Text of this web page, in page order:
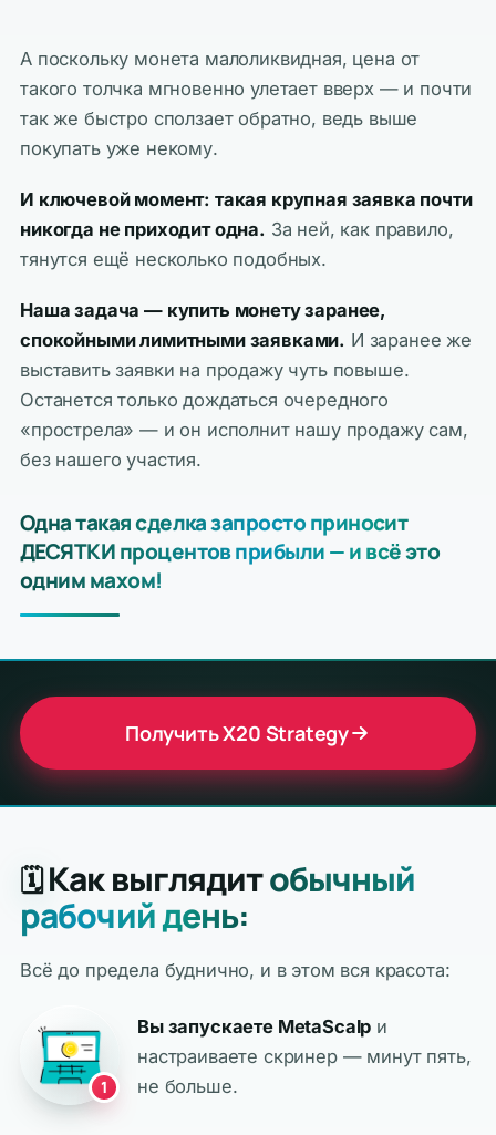
А поскольку монета малоликвидная, цена от
такого толчка мгновенно улетает вверх — и почти
так же быстро сползает обратно, ведь выше
покупать уже некому.
И ключевой момент: такая крупная заявка почти
никогда не приходит одна. За ней, как правило,
тянутся ещё несколько подобных.
Наша задача — купить монету заранее,
спокойными лимитными заявками. И заранее же
выставить заявки на продажу чуть повыше.
Останется только дождаться очередного
«прострела» — и он исполнит нашу продажу сам,
без нашего участия.
Одна такая сделка запросто приносит
ДЕСЯТКИ процентов прибыли — и всё это
одним махом!
Получить X20 Strategy
🗓️Как выглядитобычный
рабочий день:
Всё до предела буднично, и в этом вся красота:
1
Вы запускаете MetaScalp и
настраиваете скринер — минут пять,
не больше.